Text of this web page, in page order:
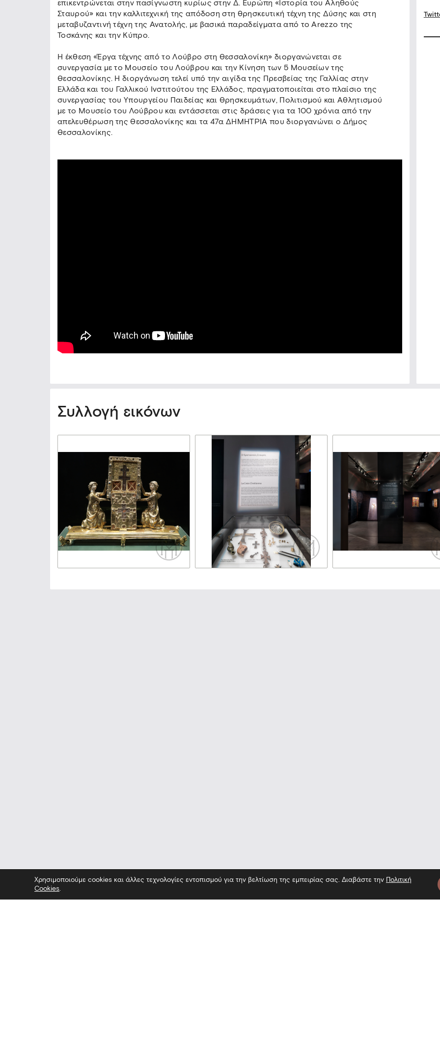
επικεντρώνεται στην πασίγνωστη κυρίως στην Δ. Ευρώπη «Ιστορία του Αληθούς
Σταυρού» και την καλλιτεχνική της απόδοση στη θρησκευτική τέχνη της Δύσης και στη
μεταβυζαντινή τέχνη της Ανατολής, με βασικά παραδείγματα από το Αrezzo της
Τοσκάνης και την Κύπρο.
Η έκθεση «Έργα τέχνης από το Λούβρο στη Θεσσαλονίκη» διοργανώνεται σε
συνεργασία με το Μουσείο του Λούβρου και την Κίνηση των 5 Μουσείων της
Θεσσαλονίκης. Η διοργάνωση τελεί υπό την αιγίδα της Πρεσβείας της Γαλλίας στην
Ελλάδα και του Γαλλικού Ινστιτούτου της Ελλάδος, πραγματοποιείται στο πλαίσιο της
συνεργασίας του Υπουργείου Παιδείας και Θρησκευμάτων, Πολιτισμού και Αθλητισμού
με το Μουσείο του Λούβρου και εντάσσεται στις δράσεις για τα 100 χρόνια από την
απελευθέρωση της Θεσσαλονίκης και τα 47α ΔΗΜΗΤΡΙΑ που διοργανώνει ο Δήμος
Θεσσαλονίκης.
Συλλογή εικόνων
Χρησιμοποιούμε cookies και άλλες τεχνολογίες εντοπισμού για την βελτίωση της εμπειρίας σας. Διαβάστε την Πολιτική
Cookies.